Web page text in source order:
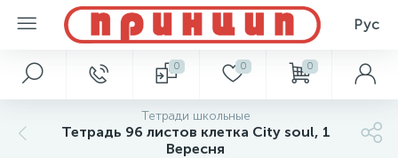
Рус
0 0 0
Тетради школьные
Тетрадь 96 листов клетка City soul, 1
Вересня